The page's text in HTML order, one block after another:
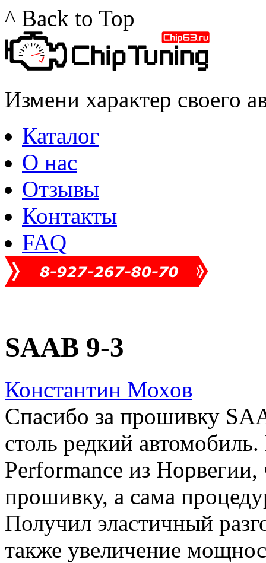
^ Back to Top
Измени характер своего
Каталог
О нас
Отзывы
Контакты
FAQ
SAAB 9-3
Константин Мохов
Cпасибо за прошивку
столь редкий
Performance из Норвегии,
прошивку, а сама
Получил эластичный
также увеличение